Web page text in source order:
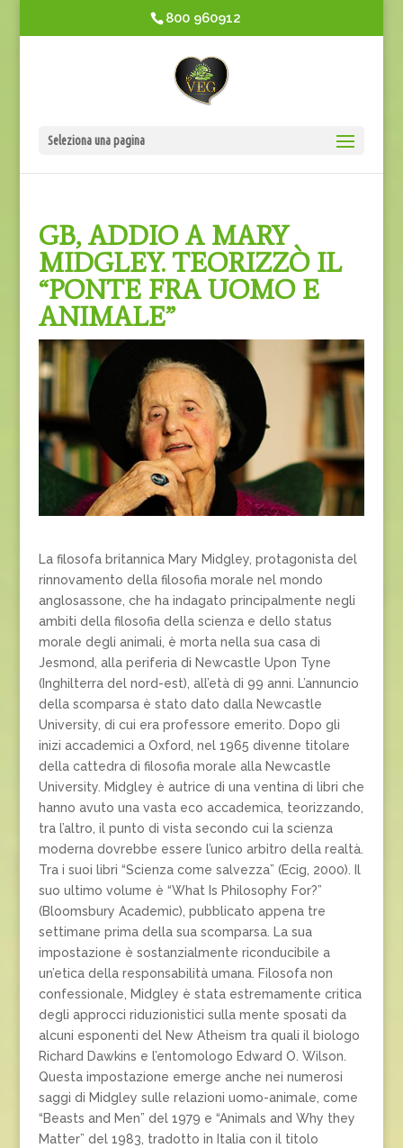
800 960912
Seleziona una pagina
GB, ADDIO A MARY
MIDGLEY. TEORIZZÒ IL
“PONTE FRA UOMO E
ANIMALE”
La filosofa britannica Mary Midgley, protagonista del
rinnovamento della filosofia morale nel mondo
anglosassone, che ha indagato principalmente negli
ambiti della filosofia della scienza e dello status
morale degli animali, è morta nella sua casa di
Jesmond, alla periferia di Newcastle Upon Tyne
(Inghilterra del nord-est), all’età di 99 anni. L’annuncio
della scomparsa è stato dato dalla Newcastle
University, di cui era professore emerito. Dopo gli
inizi accademici a Oxford, nel 1965 divenne titolare
della cattedra di filosofia morale alla Newcastle
University. Midgley è autrice di una ventina di libri che
hanno avuto una vasta eco accademica, teorizzando,
tra l’altro, il punto di vista secondo cui la scienza
moderna dovrebbe essere l’unico arbitro della realtà.
Tra i suoi libri “Scienza come salvezza” (Ecig, 2000). Il
suo ultimo volume è “What Is Philosophy For?”
(Bloomsbury Academic), pubblicato appena tre
settimane prima della sua scomparsa. La sua
impostazione è sostanzialmente riconducibile a
un’etica della responsabilità umana. Filosofa non
confessionale, Midgley è stata estremamente critica
degli approcci riduzionistici sulla mente sposati da
alcuni esponenti del New Atheism tra quali il biologo
Richard Dawkins e l’entomologo Edward O. Wilson.
Questa impostazione emerge anche nei numerosi
saggi di Midgley sulle relazioni uomo-animale, come
“Beasts and Men” del 1979 e “Animals and Why they
Matter” del 1983, tradotto in Italia con il titolo